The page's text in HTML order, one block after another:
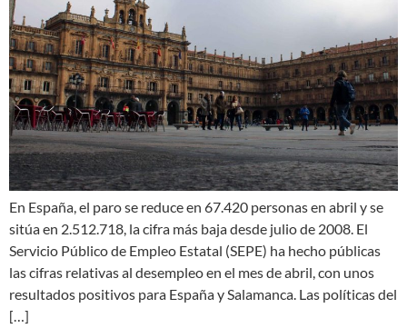
En España, el paro se reduce en 67.420 personas en abril y se
sitúa en 2.512.718, la cifra más baja desde julio de 2008. El
Servicio Público de Empleo Estatal (SEPE) ha hecho públicas
las cifras relativas al desempleo en el mes de abril, con unos
resultados positivos para España y Salamanca. Las políticas del
[…]